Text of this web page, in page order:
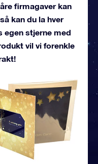
firmagaver kan
kan du la hver
egen stjerne med
vil vi forenkle